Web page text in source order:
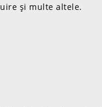
și multe altele.